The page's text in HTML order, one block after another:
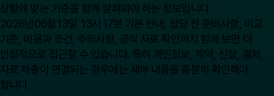
상황에 맞는 기준을 함께 살펴봐야 하는 정보입니다.
2026년06월13일 13시17분 기본 안내, 상담 전 준비사항, 비교
기준, 비용과 조건, 주의사항, 공식 자료 확인까지 함께 보면 더
안정적으로 접근할 수 있습니다. 특히 개인정보, 계약, 신청, 결제,
자료 제출이 연결되는 경우에는 세부 내용을 충분히 확인해야
합니다.